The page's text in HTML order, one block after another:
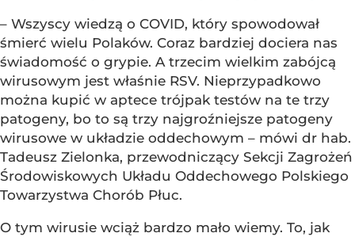
– Wszyscy wiedzą o COVID, który spowodował
śmierć wielu Polaków. Coraz bardziej dociera nas
świadomość o grypie. A trzecim wielkim zabójcą
wirusowym jest właśnie RSV. Nieprzypadkowo
można kupić w aptece trójpak testów na te trzy
patogeny, bo to są trzy najgroźniejsze patogeny
wirusowe w układzie oddechowym – mówi dr hab.
Tadeusz Zielonka, przewodniczący Sekcji Zagrożeń
Środowiskowych Układu Oddechowego Polskiego
Towarzystwa Chorób Płuc.
O tym wirusie wciąż bardzo mało wiemy. To, jak